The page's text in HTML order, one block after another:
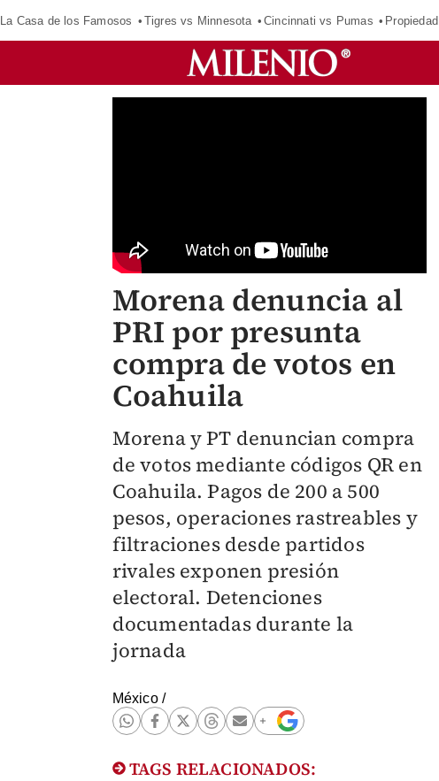
La Casa de los Famosos Tigres vs Minnesota Cincinnati vs Pumas Propiedad
Morena denuncia al
PRI por presunta
compra de votos en
Coahuila
Morena y PT denuncian compra
de votos mediante códigos QR en
Coahuila. Pagos de 200 a 500
pesos, operaciones rastreables y
filtraciones desde partidos
rivales exponen presión
electoral. Detenciones
documentadas durante la
jornada
México/
TAGS RELACIONADOS: